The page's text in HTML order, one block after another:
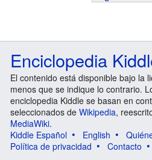
Enciclopedia
El contenido está disponible bajo la
menos que se indique lo contrario.
enciclopedia Kiddle se basan en
seleccionados de Wikipedia,
MediaWiki.
Kiddle Español
English
Política de privacidad
Contacto